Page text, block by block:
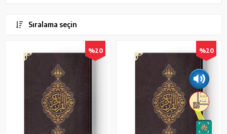
Sıralama seçin
%20 %20